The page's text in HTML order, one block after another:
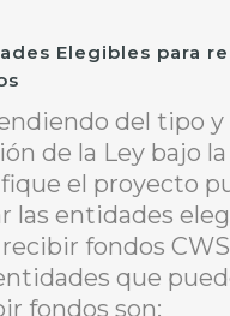
Elegibles para
del tipo y
de la Ley bajo
el proyecto
las entidades
fondos
que
fondos son: